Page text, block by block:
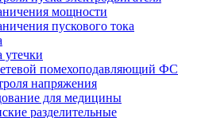
мощности
пускового тока
утечки
помехоподавляющий ФС
напряжения
для медицины
разделительные